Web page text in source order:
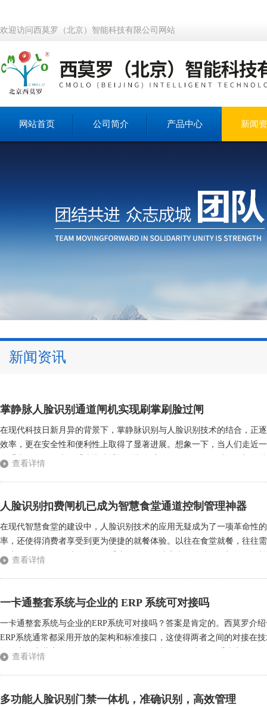
欢迎访问西莫罗（北京）智能科技有限公司网站
网站首页 公司简介 产品中心 新闻
新闻资讯
掌静脉人脸识别通道闸机实现刷掌刷脸过闸
在现代科技日新月异的背景下，掌静脉识别与人脸识别技术的结合，正
效率，更在安全性和便利性上取得了显著进展。想象一下，当人们走近
将手掌放在设备上，系统迅速捕捉到掌静脉的不同纹路，同时，脸部的
查看详情
人脸识别扣费闸机已成为智慧食堂通道控制管理神器
在现代智慧食堂的建设中，人脸识别技术的应用无疑成为了一项革命性
率，还使得消费者享受到更为便捷的就餐体验。以往在食堂就餐，往往
很大的不便。而经过人脸识别系统的优化，消费者只需站在闸机前，轻
查看详情
一卡通整套系统与企业的 ERP 系统可对接吗
一卡通整套系统与企业的ERP系统可对接吗？答案是肯定的。西莫罗介
ERP系统通常都采用开放的架构和标准接口，这使得两者之间的对接在
据的交互和共享。软件开发工具和技术的不断发展，为不同系统之间的
查看详情
多功能人脸识别门禁一体机，准确识别，高效管理